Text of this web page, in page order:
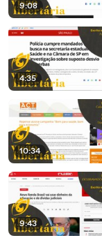
9:08
4:35
10:34
9:43